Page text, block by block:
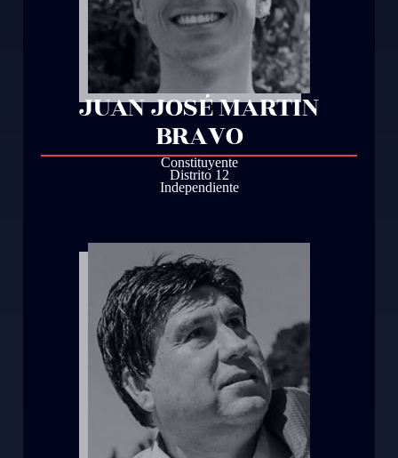
JUAN JOSÉ MARTIN
BRAVO
Constituyente
Distrito 12
Independiente